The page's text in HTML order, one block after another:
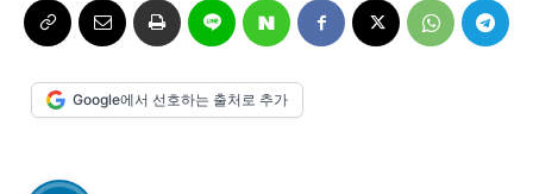
서울전역 인천지역 경기지역
제주지역
서울전역 인천지역 경기지역
제주지역
Google에서 선호하는 출처로 추가